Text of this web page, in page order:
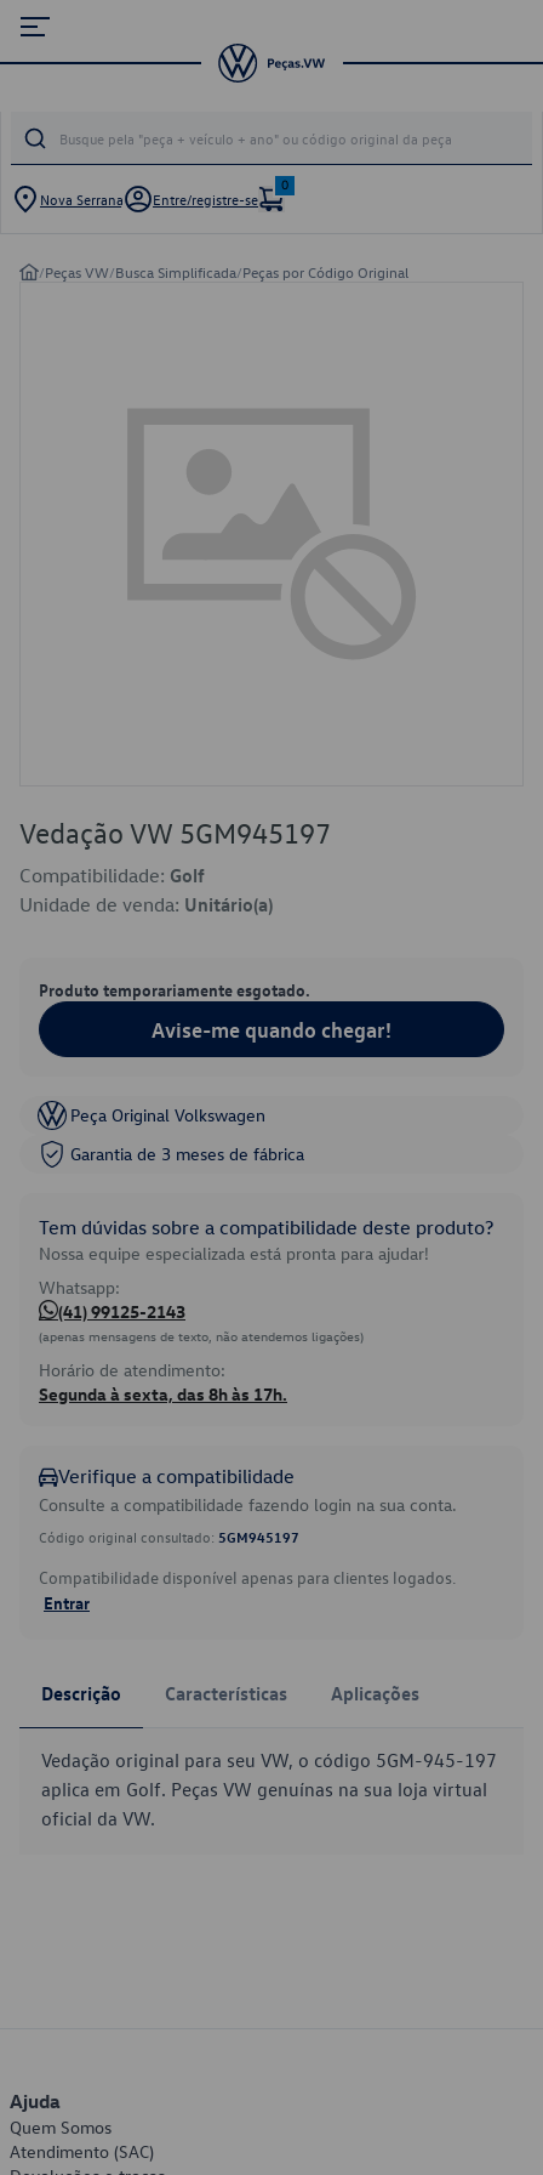
Nova Serrana Entre/registre-se
0
/Peças VW/Busca Simplificada/Peças por Código Original
Vedação VW 5GM945197
Compatibilidade: Golf
Unidade de venda: Unitário(a)
Produto temporariamente esgotado.
Avise-me quando chegar!
Peça Original Volkswagen
Garantia de 3 meses de fábrica
Tem dúvidas sobre a compatibilidade deste produto?
Nossa equipe especializada está pronta para ajudar!
Whatsapp:
(41) 99125-2143
(apenas mensagens de texto, não atendemos ligações)
Horário de atendimento:
Segunda à sexta, das 8h às 17h.
Verifique a compatibilidade
Consulte a compatibilidade fazendo login na sua conta.
Código original consultado: 5GM945197
Compatibilidade disponível apenas para clientes logados.
Entrar
Descrição Características Aplicações
Vedação original para seu VW, o código 5GM-945-197
aplica em Golf. Peças VW genuínas na sua loja virtual
oficial da VW.
Ajuda
Quem Somos
Atendimento (SAC)